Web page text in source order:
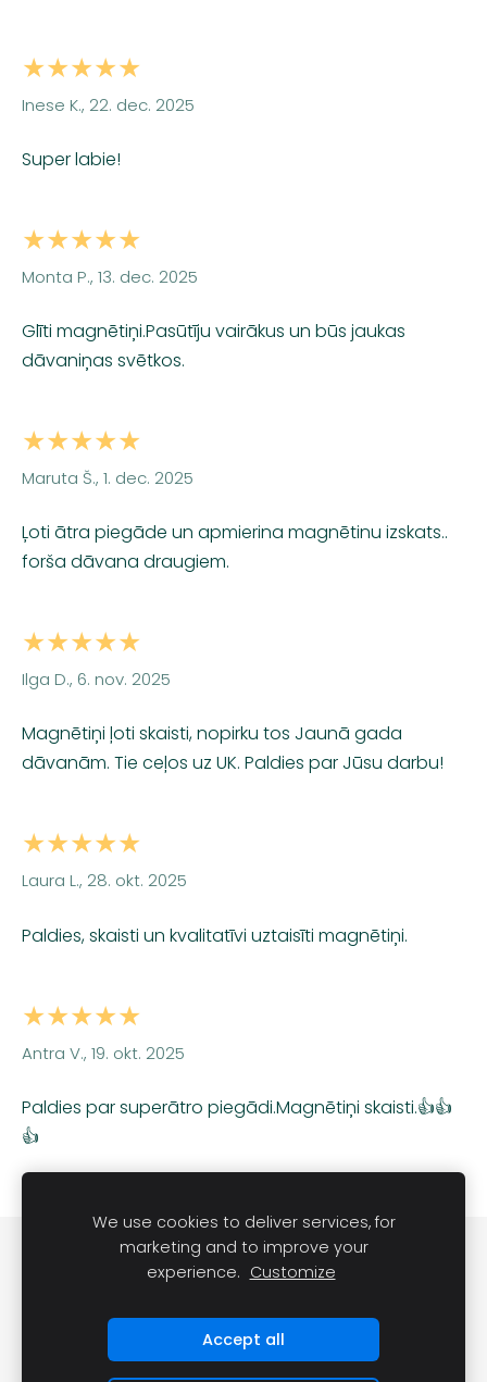
★★★★★
Inese K., 22. dec. 2025
Super labie!
★★★★★
Monta P., 13. dec. 2025
Glīti magnētiņi.Pasūtīju vairākus un būs jaukas
dāvaniņas svētkos.
★★★★★
Maruta Š., 1. dec. 2025
Ļoti ātra piegāde un apmierina magnētinu izskats..
forša dāvana draugiem.
★★★★★
Ilga D., 6. nov. 2025
Magnētiņi ļoti skaisti, nopirku tos Jaunā gada
dāvanām. Tie ceļos uz UK. Paldies par Jūsu darbu!
★★★★★
Laura L., 28. okt. 2025
Paldies, skaisti un kvalitatīvi uztaisīti magnētiņi.
★★★★★
Antra V., 19. okt. 2025
Paldies par superātro piegādi.Magnētiņi skaisti.👍👍
👍
Sīkdatnes
We use cookies to deliver services, for
marketing and to improve your
experience. Customize
Accept all